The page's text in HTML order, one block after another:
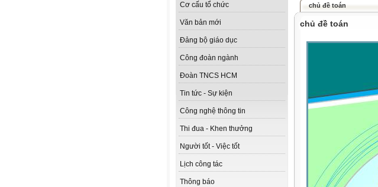
Cơ cấu tổ chức
Văn bản mới
Đảng bộ giáo dục
Công đoàn ngành
Đoàn TNCS HCM
Tin tức - Sự kiện
Công nghệ thông tin
Thi đua - Khen thưởng
Người tốt - Việc tốt
Lịch công tác
Thông báo
chủ đề toán
chủ đề toán